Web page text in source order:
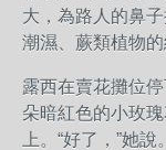
大，為路人的鼻
潮濕、蕨類植物的
露西在賣花攤位
朵暗紅色的小玫
上。“好了，”她